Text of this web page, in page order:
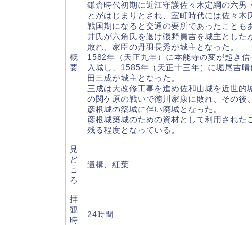
概
要
鎌倉時代初期に近江守護佐々木定綱の六男
とがはじまりとされ、室町時代には佐々木
戦国期になると交通の要所であったことも
井氏が六角氏を退け磯野員吉を城主とした
敗れ、家臣の丹羽長秀が城主となった。
1582年（天正九年）に本能寺の変が起き
入城し、1585年（天正十三年）に堀尾吉
田三成が城主となった。
三成は大改修工事を進め佐和山城を近世的
の関ケ原の戦いで徳川家康に敗れ、その後
彦根城の築城に伴い廃城となった。
彦根城築城のための資材として利用され
残る程度となっている。
見
ど
こ
ろ
遺構、紅葉
拝
観
時
24時間